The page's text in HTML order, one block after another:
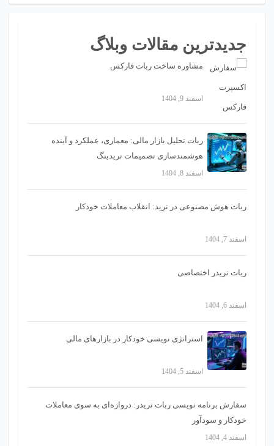
جدیدترین مقالات وبلاگ
مشاوره ساخت ربات فارکس
اسفند 9, 1404
ربات تحلیل بازار مالی: معماری، عملکرد و آینده
هوشمندسازی تصمیمات تریدینگ
اسفند 8, 1404
ربات هوش مصنوعی در ترید: انقلاب معاملات خودکار
اسفند 7, 1404
ربات تریدر اختصاصی
اسفند 6, 1404
استراتژی‌ نویسی خودکار در بازارهای مالی
اسفند 5, 1404
سفارش برنامه نویسی ربات تریدر: دروازه‌ای به سوی معاملات
خودکار و سودآور
اسفند 4, 1404